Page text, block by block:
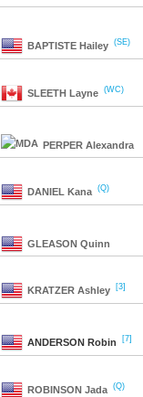
BAPTISTE Hailey (SE)
SLEETH Layne (WC)
PERPER Alexandra
DANIEL Kana (Q)
GLEASON Quinn
KRATZER Ashley [3]
ANDERSON Robin [7]
ROBINSON Jada (Q)